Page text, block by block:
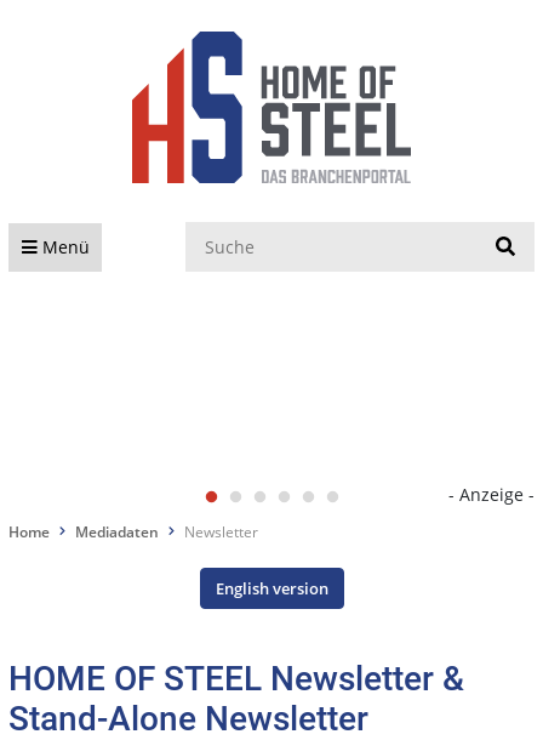
Menü
- Anzeige -
Home Mediadaten Newsletter
English version
HOME OF STEEL Newsletter &
Stand-Alone Newsletter